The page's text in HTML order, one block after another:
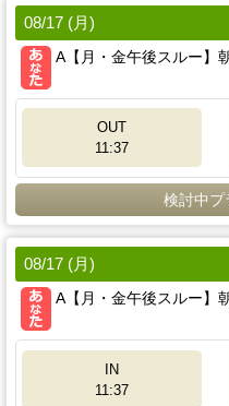
08/17 (月)
A【月・金午後スルー】
OUT
11:37
検討中プ
08/17 (月)
A【月・金午後スルー】
IN
11:37